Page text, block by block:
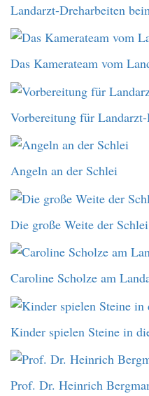
Landarzt-Dreharbeiten
Das Kamerateam vom
Vorbereitung für
Angeln an der Schlei
Die große Weite der Schlei
Caroline Scholze am
Kinder spielen Steine in
Prof. Dr. Heinrich